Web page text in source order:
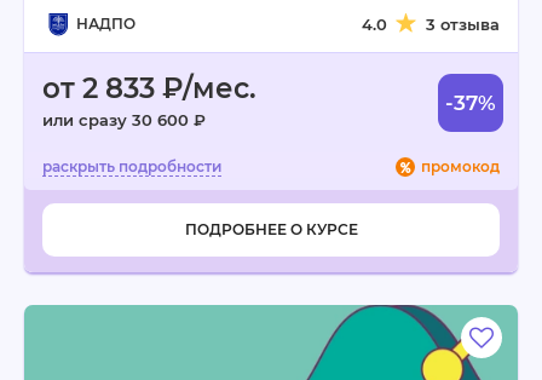
НАДПО 4.0 3 отзыва
от 2 833 ₽/мес.
или сразу 30 600 ₽
-37%
промокод
ПОДРОБНЕЕ О КУРСЕ